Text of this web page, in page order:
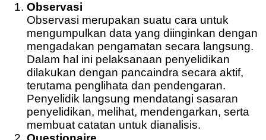
Observasi
Observasi merupakan suatu cara untuk
mengumpulkan data yang diinginkan dengan
mengadakan pengamatan secara langsung.
Dalam hal ini pelaksanaan penyelidikan
dilakukan dengan pancaindra secara aktif,
terutama penglihata dan pendengaran.
Penyelidik langsung mendatangi sasaran
penyelidikan, melihat, mendengarkan, serta
membuat catatan untuk dianalisis.